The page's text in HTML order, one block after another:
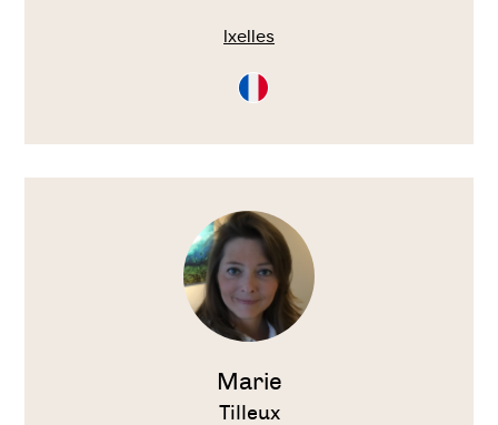
Ixelles
Consultation
en
Voir
Marie
Tilleux